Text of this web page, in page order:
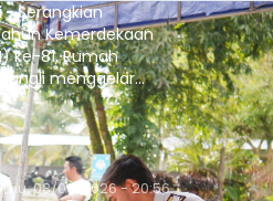
-Serangkian
Kemerdekaan
ke-81, Rumah
menggelar
gratis, Rabu
Thu, 08/06/2026 - 20:56